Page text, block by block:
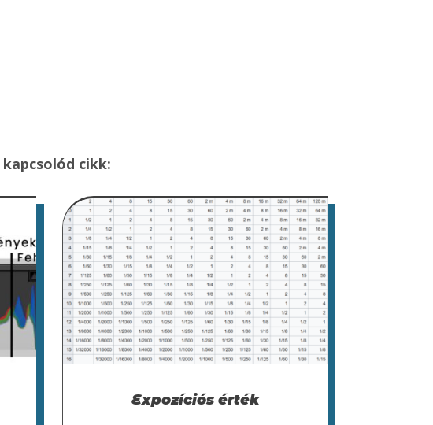
cikk:
Expozíciós érték